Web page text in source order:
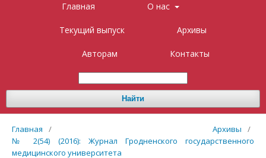
Главная О нас
Текущий выпуск Архивы
Авторам Контакты
Найти
Главная / Архивы
/
№ 2(54) (2016): Журнал Гродненского государственного
медицинского университета